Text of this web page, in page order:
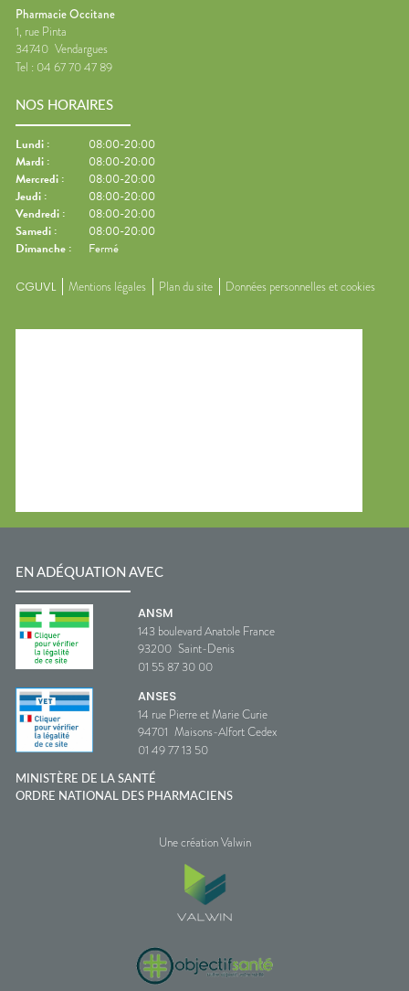
Pharmacie Occitane
1, rue Pinta
34740 Vendargues
Tel : 04 67 70 47 89
NOS HORAIRES
Lundi :
08:00-20:00
Mardi :
08:00-20:00
Mercredi :
08:00-20:00
Jeudi :
08:00-20:00
Vendredi :
08:00-20:00
Samedi :
08:00-20:00
Dimanche : Fermé
CGUVL Mentions légales Plan du site Données personnelles et cookies
EN ADÉQUATION AVEC
ANSM
143 boulevard Anatole France
93200 Saint-Denis
01 55 87 30 00
ANSES
14 rue Pierre et Marie Curie
94701 Maisons-Alfort Cedex
01 49 77 13 50
MINISTÈRE DE LA SANTÉ
ORDRE NATIONAL DES PHARMACIENS
Une création Valwin